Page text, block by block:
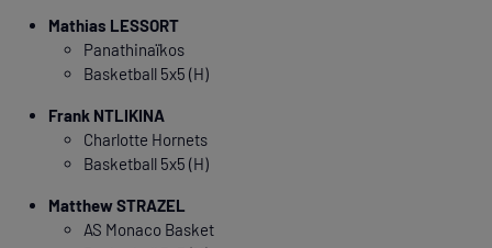
Mathias LESSORT
Panathinaïkos
Basketball 5x5 (H)
Frank NTLIKINA
Charlotte Hornets
Basketball 5x5 (H)
Matthew STRAZEL
AS Monaco Basket